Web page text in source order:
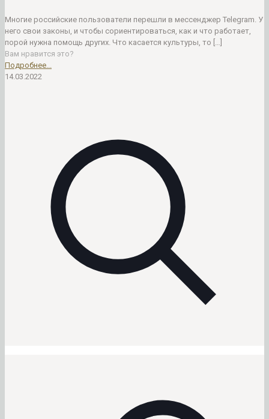
Многие российские пользователи перешли в мессенджер Telegram. У
него свои законы, и чтобы сориентироваться, как и что работает,
порой нужна помощь других. Что касается культуры, то […]
Вам нравится это?
Подробнее...
14.03.2022